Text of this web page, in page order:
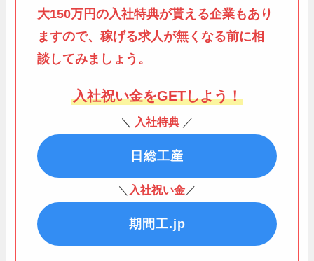
大150万円の入社特典が貰える企業もあり
ますので、稼げる求人が無くなる前に相
談してみましょう。
入社祝い金をGETしよう！
＼ 入社特典 ／
日総工産
＼ 入社祝い金 ／
期間工.jp